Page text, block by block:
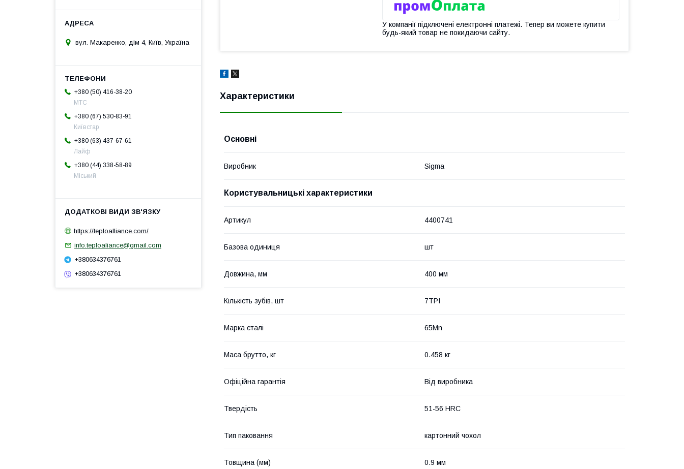
У компанії підключені електронні платежі. Тепер ви можете купити
будь-який товар не покидаючи сайту.
Характеристики
Основні
Виробник Sigma
Користувальницькі характеристики
Артикул 4400741
Базова одиниця шт
Довжина, мм 400 мм
Кількість зубів, шт 7TPI
Марка сталі 65Mn
Маса брутто, кг 0.458 кг
Офіційна гарантія Від виробника
Твердість 51-56 HRC
Тип паковання картонний чохол
Товщина (мм) 0.9 мм
вул. Макаренко, дім 4, Київ, Україна
+380 (50) 416-38-20
МТС
+380 (67) 530-83-91
Київстар
+380 (63) 437-67-61
Лайф
+380 (44) 338-58-89
Міський
https://teploalliance.com/
info.teploaliance@gmail.com
+380634376761
+380634376761